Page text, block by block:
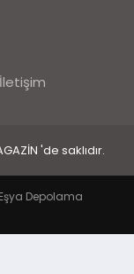
İletişim
'de saklıdır.
Eşya Depolama